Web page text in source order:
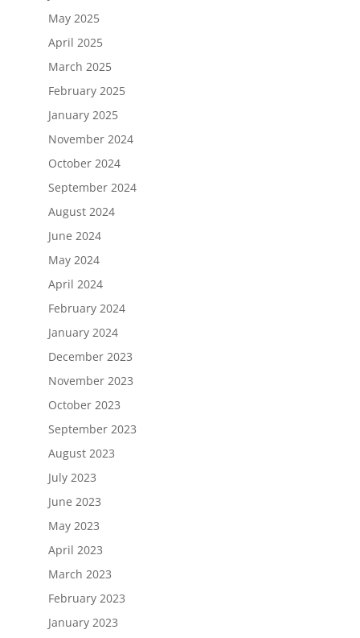
May 2025
April 2025
March 2025
February 2025
January 2025
November 2024
October 2024
September 2024
August 2024
June 2024
May 2024
April 2024
February 2024
January 2024
December 2023
November 2023
October 2023
September 2023
August 2023
July 2023
June 2023
May 2023
April 2023
March 2023
February 2023
January 2023